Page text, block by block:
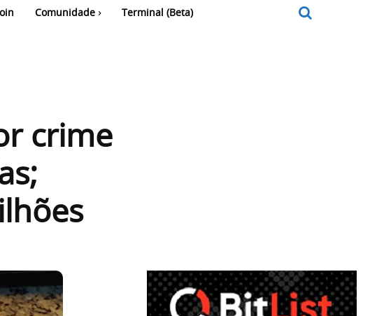
Comunidade Terminal (Beta)
crime